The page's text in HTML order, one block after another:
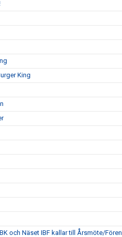
King
och Näset IBF kallar till Årsmöte/